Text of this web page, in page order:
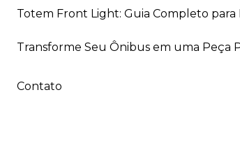
Totem Front Light: Guia Completo
Transforme Seu Ônibus em uma Peça
Contato